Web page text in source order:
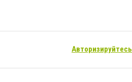
Авторизируйтесь